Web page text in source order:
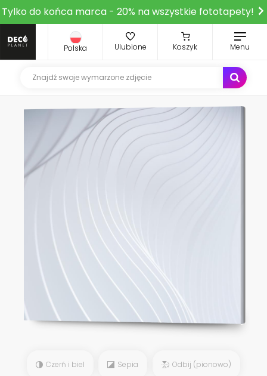
Tylko do końca marca - 20% na wszystkie fototapety!
Polska Ulubione Koszyk Menu
Czerń i biel Sepia Odbij (pionowo)